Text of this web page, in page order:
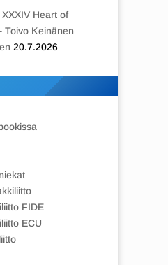
Heart of
Toivo Keinänen
20.7.2026
FIDE
ECU